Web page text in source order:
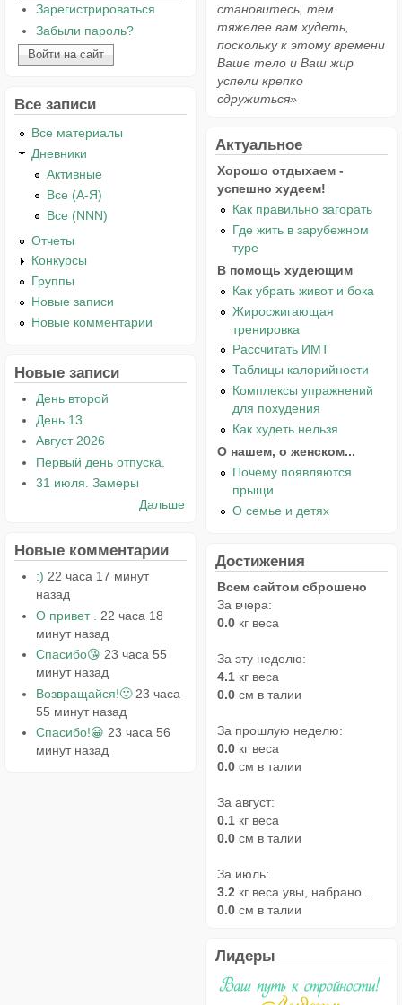
Зарегистрироваться
Забыли пароль?
Все записи
Все материалы
Дневники
Активные
Все (А-Я)
Все (NNN)
Отчеты
Конкурсы
Группы
Новые записи
Новые комментарии
Новые записи
День второй
День 13.
Август 2026
Первый день отпуска.
31 июля. Замеры
Дальше
Новые комментарии
:) 22 часа 17 минут
назад
О привет .
22 часа 18
минут назад
Спасибо😘 23 часа 55
минут назад
Возвращайся!🙂 23 часа
55 минут назад
Спасибо!😀 23 часа 56
минут назад
становитесь, тем
тяжелее вам худеть,
поскольку к этому времени
Ваше тело и Ваш жир
успели крепко
сдружиться»
Актуальное
Хорошо отдыхаем -
успешно худеем!
Как правильно загорать
Где жить в зарубежном
туре
В помощь худеющим
Как убрать живот и бока
Жиросжигающая
тренировка
Рассчитать ИМТ
Таблицы калорийности
Комплексы упражнений
для похудения
Как худеть нельзя
О нашем, о женском...
Почему появляются
прыщи
О семье и детях
Достижения
Всем сайтом сброшено
За вчера:
0.0 кг веса
За эту неделю:
4.1 кг веса
0.0 см в талии
За прошлую неделю:
0.0 кг веса
0.0 см в талии
За август:
0.1 кг веса
0.0 см в талии
За июль:
3.2 кг веса увы, набрано...
0.0 см в талии
Лидеры